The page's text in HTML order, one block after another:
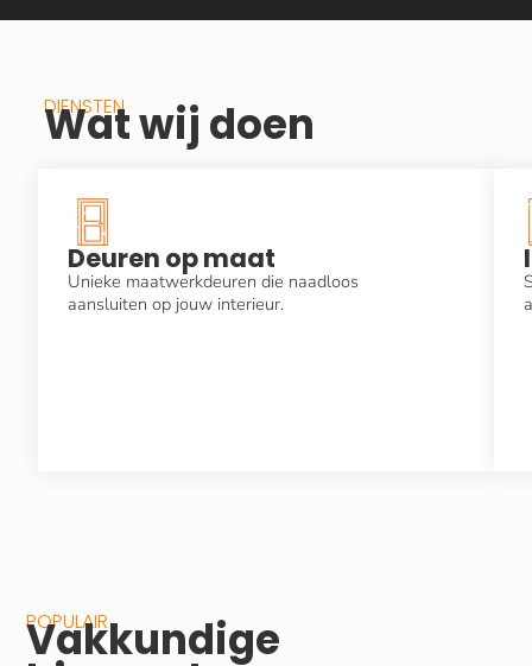
DIENSTEN
Wat wij doen
Deuren op maat
Unieke maatwerkdeuren die naadloos
aansluiten op jouw interieur.
POPULAIR
Vakkundige